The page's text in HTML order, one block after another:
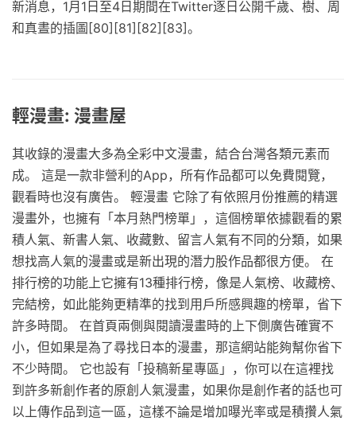
新消息，1月1日至4日期間在Twitter逐日公開千歲、樹、周
和真晝的插圖[80][81][82][83]。
輕漫畫: 漫畫屋
其收錄的漫畫大多為全彩中文漫畫，結合台灣各類元素而
成。 這是一款非營利的App，所有作品都可以免費閱覽，
觀看時也沒有廣告。 輕漫畫 它除了有依照月份推薦的精選
漫畫外，也擁有「本月熱門榜單」，這個榜單依據觀看的累
積人氣、新書人氣、收藏數、留言人氣有不同的分類，如果
想找高人氣的漫畫或是新出現的潛力股作品都很方便。 在
排行榜的功能上它擁有13種排行榜，像是人氣榜、收藏榜、
完結榜，如此能夠更精準的找到用戶所感興趣的榜單，省下
許多時間。 在首頁兩側與閱讀漫畫時的上下側廣告確實不
小，但如果是為了尋找日本的漫畫，那這網站能夠幫你省下
不少時間。 它也設有「投稿新星專區」，你可以在這裡找
到許多新創作者的原創人氣漫畫，如果你是創作者的話也可
以上傳作品到這一區，這樣不論是增加曝光率或是積攢人氣